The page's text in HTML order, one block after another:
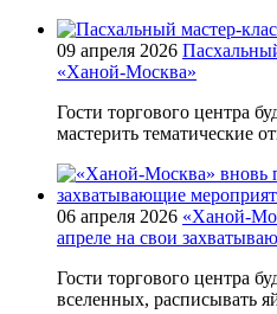
09 апреля 2026
«Ханой-Москва»
Гости торгового центра
мастерить тематические
06 апреля 2026 «Ханой-
апреле на свои
Гости торгового центра
вселенных, расписывать